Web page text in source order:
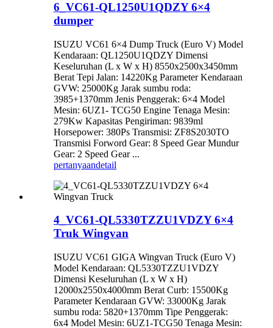
6_VC61-QL1250U1QDZY 6×4
dumper
ISUZU VC61 6×4 Dump Truck (Euro V) Model
Kendaraan: QL1250U1QDZY Dimensi
Keseluruhan (L x W x H) 8550x2500x3450mm
Berat Tepi Jalan: 14220Kg Parameter Kendaraan
GVW: 25000Kg Jarak sumbu roda:
3985+1370mm Jenis Penggerak: 6×4 Model
Mesin: 6UZ1- TCG50 Engine Tenaga Mesin:
279Kw Kapasitas Pengiriman: 9839ml
Horsepower: 380Ps Transmisi: ZF8S2030TO
Transmisi Forword Gear: 8 Speed ​​Gear Mundur
Gear: 2 Speed ​​Gear ...
pertanyaandetail
4_VC61-QL5330TZZU1VDZY 6×4
Truk Wingvan
ISUZU VC61 GIGA Wingvan Truck (Euro V)
Model Kendaraan: QL5330TZZU1VDZY
Dimensi Keseluruhan (L x W x H)
12000x2550x4000mm Berat Curb: 15500Kg
Parameter Kendaraan GVW: 33000Kg Jarak
sumbu roda: 5820+1370mm Tipe Penggerak:
6x4 Model Mesin: 6UZ1-TCG50 Tenaga Mesin: